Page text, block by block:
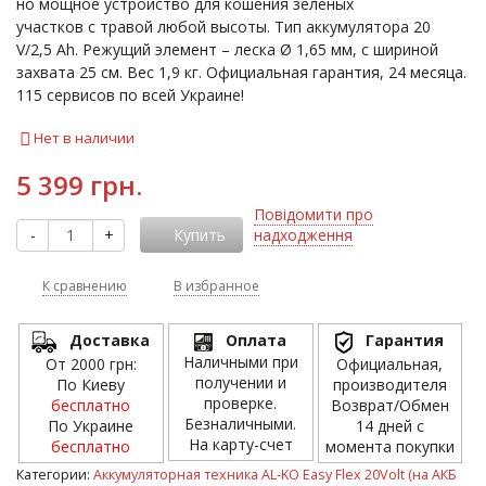
участков с травой любой высоты. Тип аккумулятора 20
V/2,5 Ah. Режущий элемент – леска Ø 1,65 мм, с шириной
захвата 25 см. Вес 1,9 кг. Официальная гарантия, 24 месяца.
115 сервисов по всей Украине!
Нет в наличии
5 399 грн.
- + Купить
Повідомити про
надходження
К сравнению В избранное
Доставка
От 2000 грн:
По Киеву
бесплатно
По Украине
бесплатно
Оплата
Наличными при
получении и
проверке.
Безналичными.
На карту-счет
Гарантия
Официальная,
производителя
Возврат/Обмен
14 дней с
момента покупки
Категории: Аккумуляторная техника AL-KO Easy Flex 20Volt (на АКБ